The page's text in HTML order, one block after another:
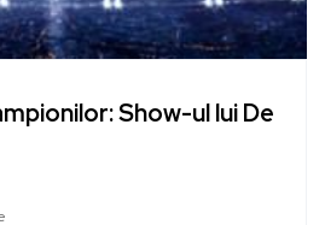
Show-ul lui De